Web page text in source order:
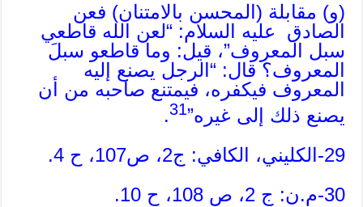
(و) مقابلة (المحسن بالامتنان) فعن
الصادق عليه السلام: “لعن الله قاطعي
سبل المعروف”، قيل: وما قاطعو سبلَ
المعروف؟ قال: “الرجل يصنع إليه
المعروف فيكفره، فيمتنع صاحبه من أن
يصنع ذلك إلى غيره”31
.
29-الكليني، الكافي: ج2، ص107، ح 4.
30-م.ن: ج 2، ص 108، ح 10.